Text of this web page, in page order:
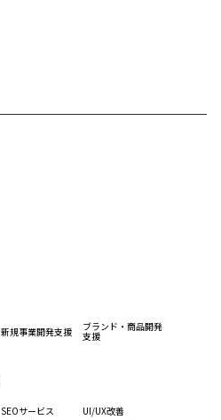
新規事業開発支援 ブランド・商品開発
支援
SEOサービス
UI/UX改善